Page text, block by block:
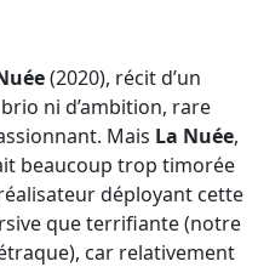
(2020), récit d’un
ni d’ambition, rare
Mais La Nuée,
beaucoup trop timorée
déployant cette
que terrifiante (notre
car relativement